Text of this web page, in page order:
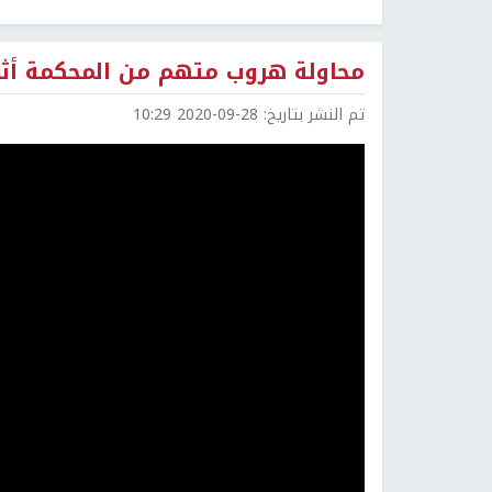
محاولة هروب متهم من المحكمة
تم النشر بتاريخ: 2020-09-28 10:29